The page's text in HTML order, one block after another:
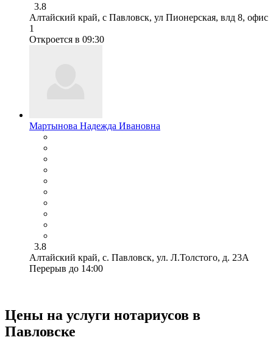
3.8
Алтайский край, с Павловск, ул Пионерская, влд 8, офис
1
Откроется в 09:30
Мартынова Надежда Ивановна
3.8
Алтайский край, с. Павловск, ул. Л.Толстого, д. 23А
Перерыв до 14:00
Цены на услуги нотариусов в
Павловске